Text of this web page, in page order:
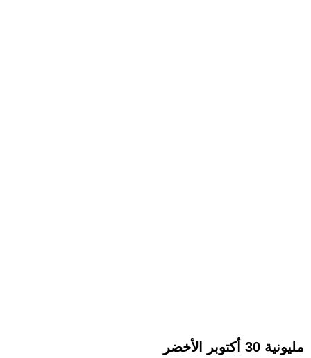
مليونية 30 أكتوبر الأخضر